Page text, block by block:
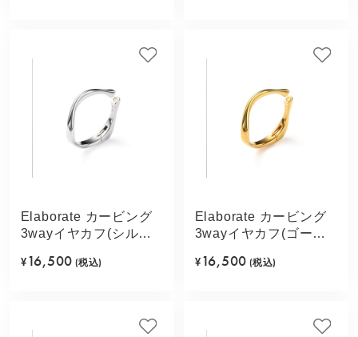
Elaborate カービング
3wayイヤカフ(シルバ
¥ 16,500 (税込)
Elaborate カービング
3wayイヤカフ(ゴール
¥ 16,500 (税込)